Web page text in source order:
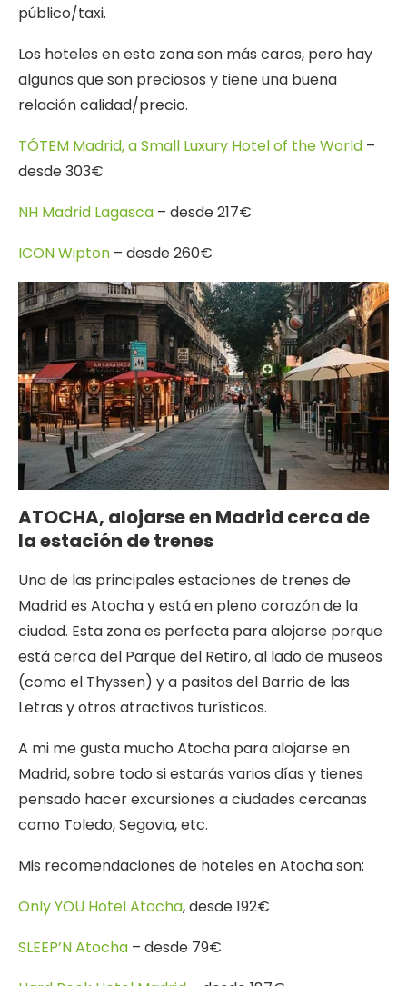
público/taxi.
Los hoteles en esta zona son más caros, pero hay
algunos que son preciosos y tiene una buena
relación calidad/precio.
TÓTEM Madrid, a Small Luxury Hotel of the World –
desde 303€
NH Madrid Lagasca – desde 217€
ICON Wipton – desde 260€
ATOCHA, alojarse en Madrid cerca de
la estación de trenes
Una de las principales estaciones de trenes de
Madrid es Atocha y está en pleno corazón de la
ciudad. Esta zona es perfecta para alojarse porque
está cerca del Parque del Retiro, al lado de museos
(como el Thyssen) y a pasitos del Barrio de las
Letras y otros atractivos turísticos.
A mi me gusta mucho Atocha para alojarse en
Madrid, sobre todo si estarás varios días y tienes
pensado hacer excursiones a ciudades cercanas
como Toledo, Segovia, etc.
Mis recomendaciones de hoteles en Atocha son:
Only YOU Hotel Atocha, desde 192€
SLEEP’N Atocha – desde 79€